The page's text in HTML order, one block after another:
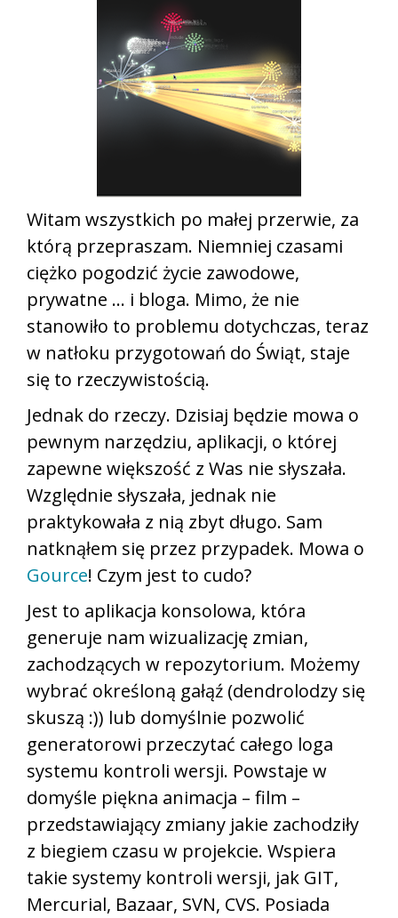
Witam wszystkich po małej przerwie, za
którą przepraszam. Niemniej czasami
ciężko pogodzić życie zawodowe,
prywatne … i bloga. Mimo, że nie
stanowiło to problemu dotychczas, teraz
w natłoku przygotowań do Świąt, staje
się to rzeczywistością.
Jednak do rzeczy. Dzisiaj będzie mowa o
pewnym narzędziu, aplikacji, o której
zapewne większość z Was nie słyszała.
Względnie słyszała, jednak nie
praktykowała z nią zbyt długo. Sam
natknąłem się przez przypadek. Mowa o
Gource! Czym jest to cudo?
Jest to aplikacja konsolowa, która
generuje nam wizualizację zmian,
zachodzących w repozytorium. Możemy
wybrać określoną gałąź (dendrolodzy się
skuszą :)) lub domyślnie pozwolić
generatorowi przeczytać całego loga
systemu kontroli wersji. Powstaje w
domyśle piękna animacja – film –
przedstawiający zmiany jakie zachodziły
z biegiem czasu w projekcie. Wspiera
takie systemy kontroli wersji, jak GIT,
Mercurial, Bazaar, SVN, CVS. Posiada